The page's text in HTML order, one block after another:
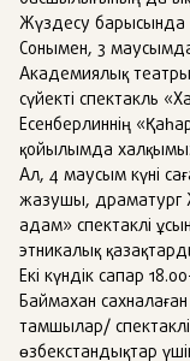
Жүздесу барысында
Сонымен, 3
Академиялық
сүйекті спектакль
Есенберлиннің
қойылымда
Ал, 4 маусым күні
жазушы, драматург
адам» спектаклі
этникалық
Екі күндік сапар
Баймахан
тамшылар/
өзбекстандықтар